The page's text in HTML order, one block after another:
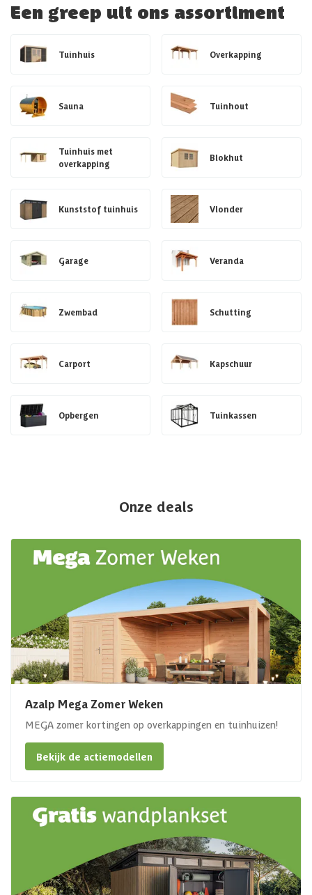
Een greep uit ons assortiment
Tuinhuis Overkapping
Sauna Tuinhout
Tuinhuis met
overkapping
Blokhut
Kunststof tuinhuis Vlonder
Garage Veranda
Zwembad Schutting
Carport Kapschuur
Opbergen Tuinkassen
Onze deals
Azalp Mega Zomer Weken
MEGA zomer kortingen op overkappingen en tuinhuizen!
Bekijk de actiemodellen